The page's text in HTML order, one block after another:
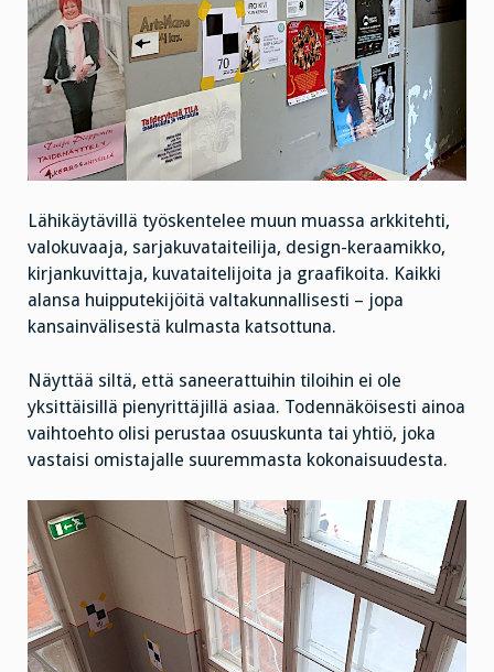
Lähikäytävillä työskentelee muun muassa arkkitehti,
valokuvaaja, sarjakuvataiteilija, design-keraamikko,
kirjankuvittaja, kuvataitelijoita ja graafikoita. Kaikki
alansa huipputekijöitä valtakunnallisesti – jopa
kansainvälisestä kulmasta katsottuna.
Näyttää siltä, että saneerattuihin tiloihin ei ole
yksittäisillä pienyrittäjillä asiaa. Todennäköisesti ainoa
vaihtoehto olisi perustaa osuuskunta tai yhtiö, joka
vastaisi omistajalle suuremmasta kokonaisuudesta.